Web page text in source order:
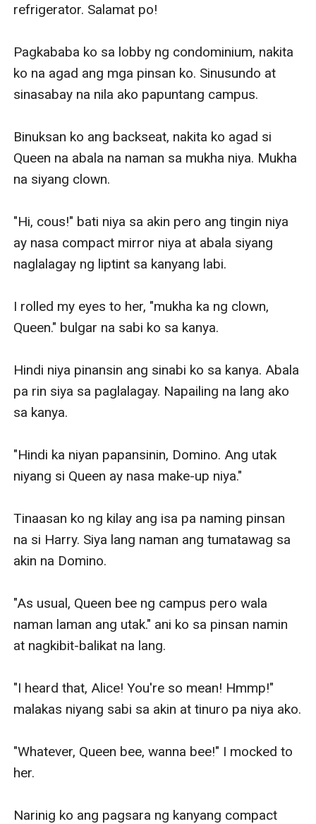
refrigerator. Salamat po!
Pagkababa ko sa lobby ng condominium, nakita
ko na agad ang mga pinsan ko. Sinusundo at
sinasabay na nila ako papuntang campus.
Binuksan ko ang backseat, nakita ko agad si
Queen na abala na naman sa mukha niya. Mukha
na siyang clown.
"Hi, cous!" bati niya sa akin pero ang tingin niya
ay nasa compact mirror niya at abala siyang
naglalagay ng liptint sa kanyang labi.
I rolled my eyes to her, "mukha ka ng clown,
Queen." bulgar na sabi ko sa kanya.
Hindi niya pinansin ang sinabi ko sa kanya. Abala
pa rin siya sa paglalagay. Napailing na lang ako
sa kanya.
"Hindi ka niyan papansinin, Domino. Ang utak
niyang si Queen ay nasa make-up niya."
Tinaasan ko ng kilay ang isa pa naming pinsan
na si Harry. Siya lang naman ang tumatawag sa
akin na Domino.
"As usual, Queen bee ng campus pero wala
naman laman ang utak." ani ko sa pinsan namin
at nagkibit-balikat na lang.
"I heard that, Alice! You're so mean! Hmmp!"
malakas niyang sabi sa akin at tinuro pa niya ako.
"Whatever, Queen bee, wanna bee!" I mocked to
her.
Narinig ko ang pagsara ng kanyang compact